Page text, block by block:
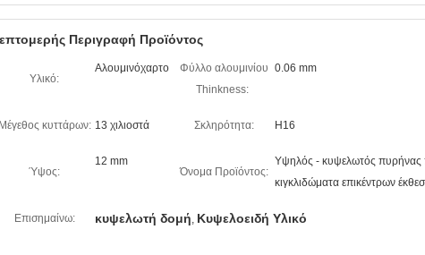
Περιγραφή Προϊόντος
Υλικό:
Αλουμινόχαρτο
Φύλλο αλουμινίου
Thinkness:
0.06 mm
Μέγεθος κυττάρων: 13 χιλιοστά Σκληρότητα: H16
Ύψος:
12 mm
Όνομα Προϊόντος:
Υψηλός - κυψελωτός πυρήνας
κιγκλιδώματα επικέντρων
Επισημαίνω: κυψελωτή δομή, Κυψελοειδή Υλικό